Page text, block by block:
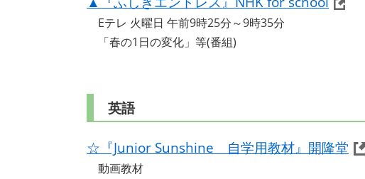
Eテレ 火曜日 午前9時25分～9時35分
「春の1日の変化」等(番組)
英語
☆『Junior Sunshine 自学用教材』開隆堂
動画教材